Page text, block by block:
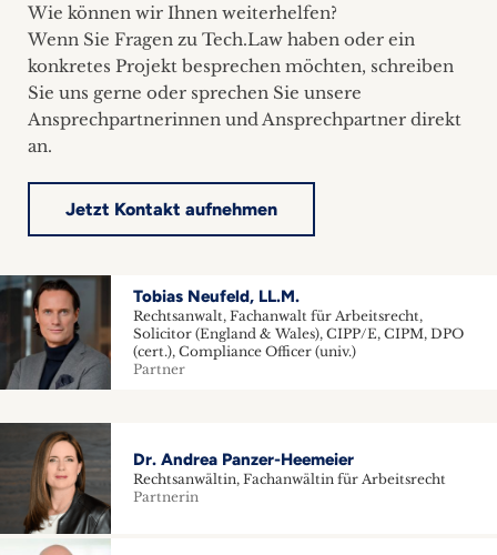
Wie können wir Ihnen weiterhelfen?
Wenn Sie Fragen zu Tech.Law haben oder ein
konkretes Projekt besprechen möchten, schreiben
Sie uns gerne oder sprechen Sie unsere
Ansprechpartnerinnen und Ansprechpartner direkt
an.
Jetzt Kontakt aufnehmen
Tobias Neufeld, LL.M.
Rechtsanwalt, Fachanwalt für Arbeitsrecht,
Solicitor (England & Wales), CIPP/E, CIPM, DPO
(cert.), Compliance Officer (univ.)
Partner
Dr. Andrea Panzer-Heemeier
Rechtsanwältin, Fachanwältin für Arbeitsrecht
Partnerin